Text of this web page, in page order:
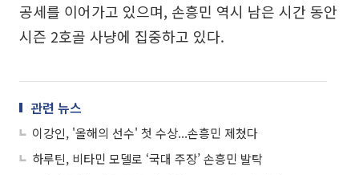
공세를 이어가고 있으며, 손흥민 역시 남은 시간 동안
시즌 2호골 사냥에 집중하고 있다.
관련 뉴스
이강인, '올해의 선수' 첫 수상...손흥민 제쳤다
하루틴, 비타민 모델로 ‘국대 주장’ 손흥민 발탁